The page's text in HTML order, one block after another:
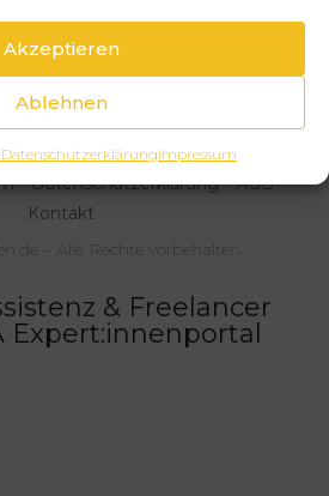
Akzeptieren
Ablehnen
DatenschutzerklärungImpressum
– Alle Rechte vorbehalten.
Datenschutzerklärung
AGB
Kontakt
& Freelancer
Expert:innenportal